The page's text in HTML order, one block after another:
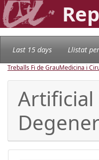
Last 15 days Llistat
Treballs Fi de GrauMedicina i
Artificial